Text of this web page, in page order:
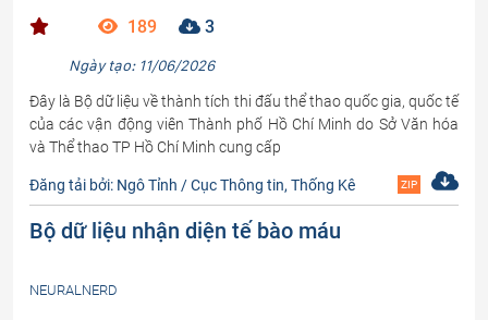
189 3
Ngày tạo: 11/06/2026
Đây là Bộ dữ liệu về thành tích thi đấu thể thao quốc gia, quốc tế
của các vận động viên Thành phố Hồ Chí Minh do Sở Văn hóa
và Thể thao TP Hồ Chí Minh cung cấp
Đăng tải bởi: Ngô Tỉnh / Cục Thông tin, Thống Kê ZIP
Bộ dữ liệu nhận diện tế bào máu
NEURALNERD